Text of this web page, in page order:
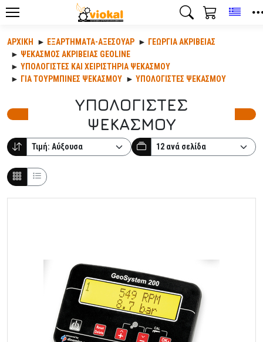
ΑΡΧΙΚΉ ΕΞΑΡΤΉΜΑΤΑ-ΑΞΕΣΟΥΆΡ
ΓΕΩΡΓΊΑ ΑΚΡΙΒΕΊΑΣ
ΨΕΚΑΣΜΟΣ ΑΚΡΙΒΕΙΑΣ GEOLINE
ΥΠΟΛΟΓΙΣΤΕΣ ΚΑΙ ΧΕΙΡΙΣΤΗΡΙΑ ΨΕΚΑΣΜΟΥ
ΓΙΑ ΤΟΥΡΜΠΙΝΕΣ ΨΕΚΑΣΜΟΥ
ΥΠΟΛΟΓΙΣΤΕΣ ΨΕΚΑΣΜΟΥ
ΥΠΟΛΟΓΙΣΤΕΣ
ΨΕΚΑΣΜΟΥ